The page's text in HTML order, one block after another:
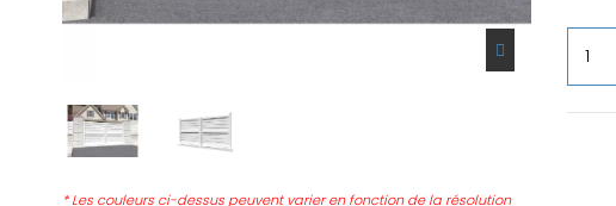
* Les couleurs ci-dessus peuvent varier en fonction de la résolution